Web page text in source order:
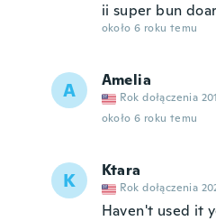
ii super bun
około 6 roku temu
A Amelia
Rok dołączenia
około 6 roku temu
K Ktara
Rok dołączenia
Haven't used it